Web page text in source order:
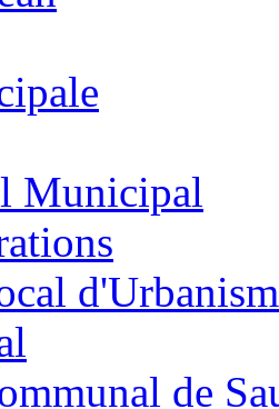
Municipal
de